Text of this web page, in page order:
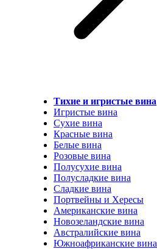
Тихие и игристые вина
Игристые вина
Сухие вина
Красные вина
Белые вина
Розовые вина
Полусухие вина
Полусладкие вина
Сладкие вина
Портвейны и Хересы
Американские вина
Новозеландские вина
Австралийские вина
Южноафриканские вина